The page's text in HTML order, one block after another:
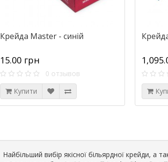
Крейда Master - синій
15.00 грн
0 отзывов
Купити
Найбільший вибір якісної більярдної крейди, а